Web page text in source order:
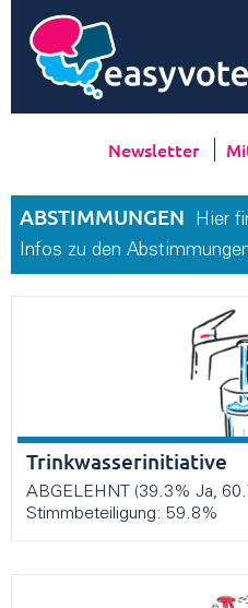
Newsletter
ABSTIMMUNGEN
Hier
Infos zu den
Trinkwasserinitiative
ABGELEHNT (39.3% Ja,
Stimmbeteiligung: 59.8%